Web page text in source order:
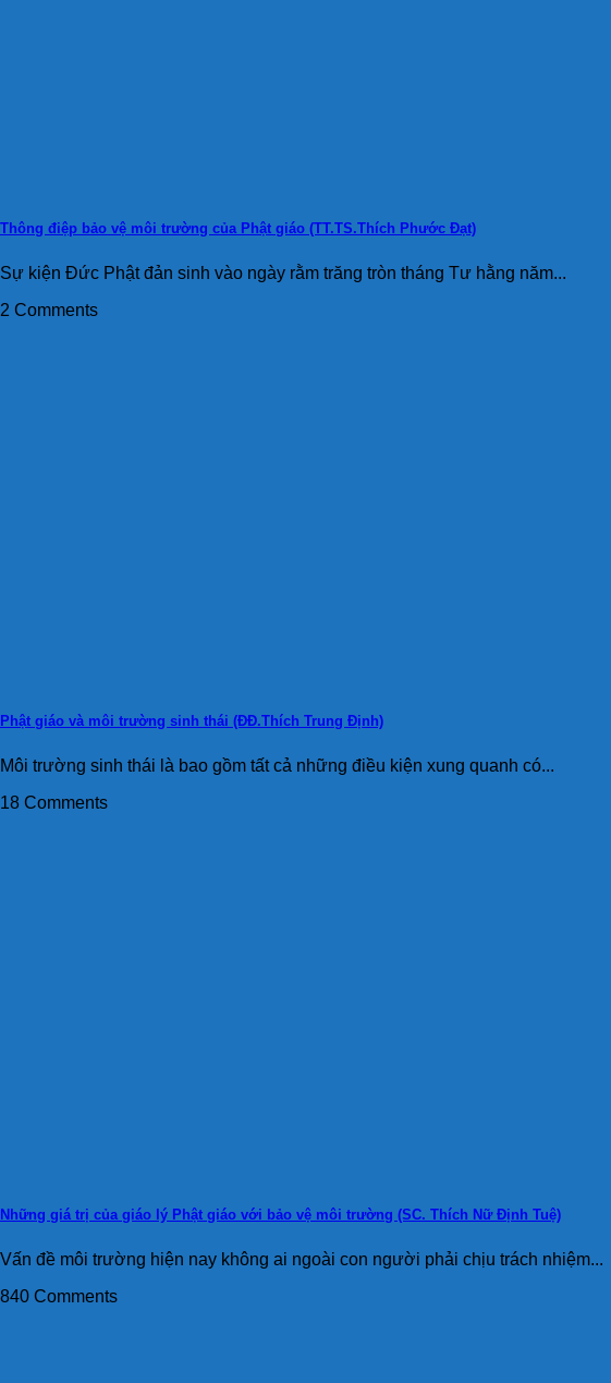
Thông điệp bảo vệ môi trường của Phật giáo (TT.TS.Thích Phước Đạt)
Sự kiện Đức Phật đản sinh vào ngày rằm trăng tròn tháng Tư hằng năm...
2 Comments
Phật giáo và môi trường sinh thái (ĐĐ.Thích Trung Định)
Môi trường sinh thái là bao gồm tất cả những điều kiện xung quanh có...
18 Comments
Những giá trị của giáo lý Phật giáo với bảo vệ môi trường (SC. Thích Nữ Định Tuệ)
Vấn đề môi trường hiện nay không ai ngoài con người phải chịu trách nhiệm...
840 Comments